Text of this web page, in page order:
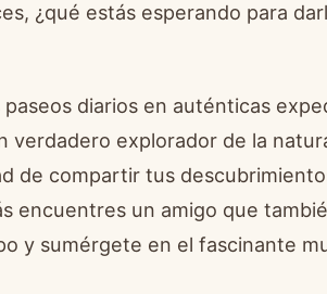
¿qué estás esperando para
diarios en auténticas
explorador de la
de compartir tus
encuentres un amigo que
y sumérgete en el fascinante